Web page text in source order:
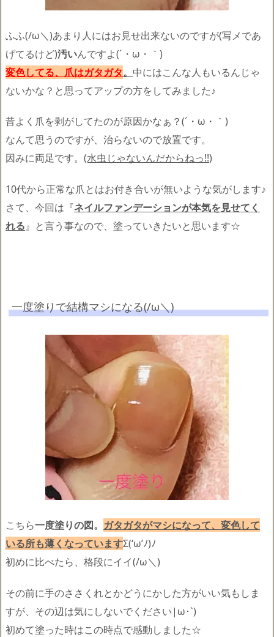
ふふ(/ω＼)あまり人にはお見せ出来ないのですが(写メであ
げてるけど)汚いんですよ(´・ω・｀)
変色してる、爪はガタガタ。 中にはこんな人もいるんじゃ
ないかな？と思ってアップの方をしてみました♪
昔よく爪を剥がしてたのが原因かなぁ？(´・ω・｀)
なんて思うのですが、治らないので放置です。
因みに両足です。 (水虫じゃないんだからねっ!!)
10代から正常な爪とはお付き合いが無いような気がします♪
さて、今回は『ネイルファンデーションが本気を見せてく
れる』と言う事なので、塗っていきたいと思います☆
一度塗りで結構マシになる(/ω＼)
こちら一度塗りの図。 ガタガタがマシになって、変色して
いる所も薄くなっていますΣ(‘ω’ﾉ)ﾉ
初めに比べたら、格段にイイ(/ω＼)
その前に手のささくれとかどうにかした方がいい気もしま
すが、その辺は気にしないでください|ω･`)
初めて塗った時はこの時点で感動しました☆